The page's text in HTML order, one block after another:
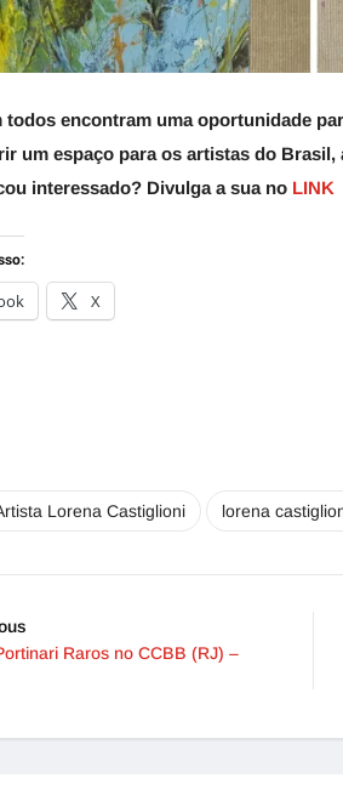
todos encontram uma oportunidade
um espaço para os artistas do Brasil,
interessado? Divulga a sua no LINK
X
Lorena Castiglioni lorena
Raros no CCBB (RJ) –